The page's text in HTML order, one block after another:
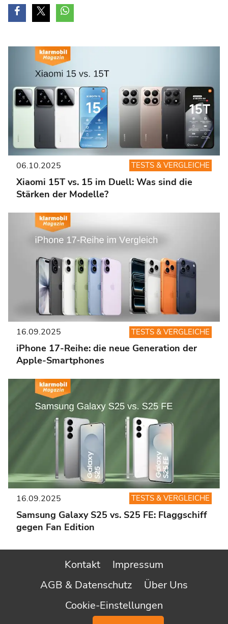
Xiaomi 15T vs. 15 im Duell: Was sind die
Stärken der Modelle?
TESTS & VERGLEICHE
06.10.2025
iPhone 17-Reihe: die neue Generation der
Apple-Smartphones
TESTS & VERGLEICHE
16.09.2025
Samsung Galaxy S25 vs. S25 FE: Flaggschiff
gegen Fan Edition
TESTS & VERGLEICHE
16.09.2025
Kontakt
Impressum
AGB & Datenschutz
Über Uns
Cookie-Einstellungen